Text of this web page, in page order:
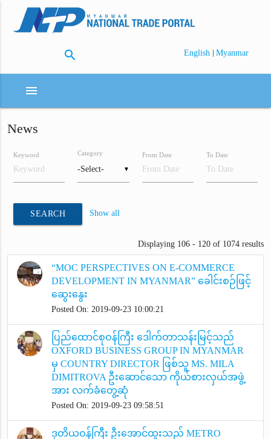
search English | Myanmar
menu
News
Keyword
▼
Category From Date To Date
SEARCH Show all
Displaying 106 - 120 of 1074 results
“MOC PERSPECTIVES ON E-COMMERCE
DEVELOPMENT IN MYANMAR” ခေါင်းစဉ်ဖြင့်
ဆွေးနွေး
Posted On: 2019-09-23 10:00:21
ပြည်ထောင်စုဝန်ကြီး ဒေါက်တာသန်းမြင့်သည်
OXFORD BUSINESS GROUP IN MYANMAR
မှ COUNTRY DIRECTOR ဖြစ်သူ MS. MILA
DIMITROVA ဦးဆောင်သော ကိုယ်စားလှယ်အဖွဲ့
အား လက်ခံတွေ့ဆုံ
Posted On: 2019-09-23 09:58:51
ဒုတိယဝန်ကြီး ဦးအောင်ထူးသည် METRO